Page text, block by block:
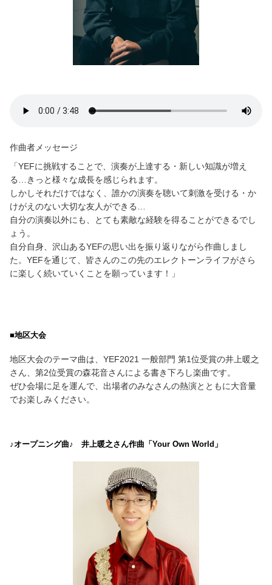
作曲者メッセージ
「YEFに挑戦することで、演奏が上達する・新しい知識が増え
る…きっと様々な成長を感じられます。
しかしそれだけではなく、誰かの演奏を聴いて刺激を受ける・か
けがえのない大切な友人ができる…
自分の演奏以外にも、とても素敵な経験を得ることができるでし
ょう。
自分自身、沢山あるYEFの思い出を振り返りながら作曲しまし
た。YEFを通じて、皆さんのこの先のエレクトーンライフがさら
に楽しく続いていくことを願っています！」
■地区大会
地区大会のテーマ曲は、YEF2021 一般部門 第1位受賞の井上暖之
さん、第2位受賞の森花音さんによる書き下ろし楽曲です。
ぜひ会場に足を運んで、出場者のみなさんの熱演とともに大音量
でお楽しみください。
♪オープニング曲♪ 井上暖之さん作曲「Your Own World」